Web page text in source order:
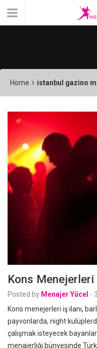
Home istanbul gazino
Kons Menejerleri
Posted by Menajer Yücel -
Kons menejerleri iş ilanı,
payvonlarda, night
çalışmak isteyecek bayanlar
menajerliği bünyesinde